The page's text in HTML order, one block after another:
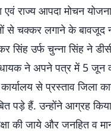
राज्य आपदा मोचन
से चक्कर लगाने के
सिंह उर्फ चुन्ना सिंह ने
ने अपने पत्र में 5 जून
से प्रस्ताव जिला
पड़े हैं. उन्होंने आग्रह
की जाये और जनहित